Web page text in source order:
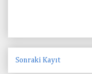
Sonraki Kayıt